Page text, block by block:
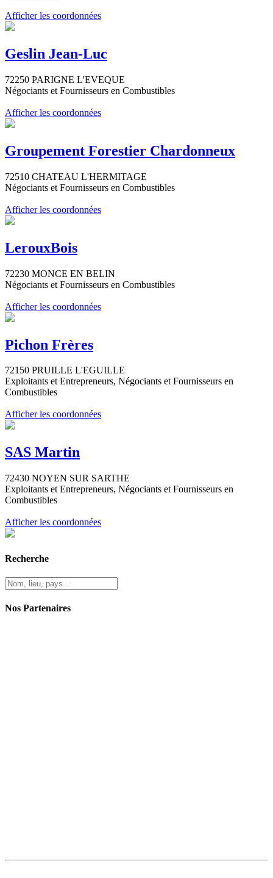
Afficher les coordonnées
Geslin Jean-Luc
72250 PARIGNE L'EVEQUE
Négociants et Fournisseurs en Combustibles
Afficher les coordonnées
Groupement Forestier Chardonneux
72510 CHATEAU L'HERMITAGE
Négociants et Fournisseurs en Combustibles
Afficher les coordonnées
LerouxBois
72230 MONCE EN BELIN
Négociants et Fournisseurs en Combustibles
Afficher les coordonnées
Pichon Frères
72150 PRUILLE L'EGUILLE
Exploitants et Entrepreneurs, Négociants et Fournisseurs en
Combustibles
Afficher les coordonnées
SAS Martin
72430 NOYEN SUR SARTHE
Exploitants et Entrepreneurs, Négociants et Fournisseurs en
Combustibles
Afficher les coordonnées
Recherche
Nos Partenaires